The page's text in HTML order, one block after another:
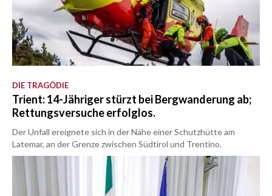
DIE TRAGÖDIE
Trient: 14-Jähriger stürzt bei Bergwanderung ab;
Rettungsversuche erfolglos.
Der Unfall ereignete sich in der Nähe einer Schutzhütte am
Latemar, an der Grenze zwischen Südtirol und Trentino.